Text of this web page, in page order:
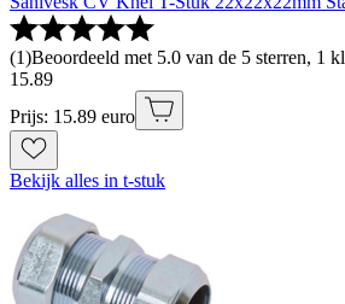
(1)Beoordeeld met 5.0 van de 5 sterren, 1
15.89
Prijs: 15.89 euro
Bekijk alles in t-stuk